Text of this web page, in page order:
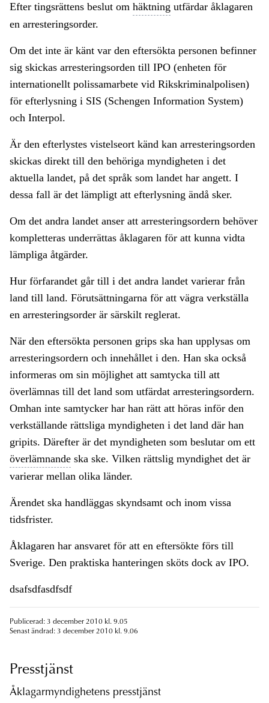
Efter tingsrättens beslut om häktning utfärdar åklagaren
en arresteringsorder.
Om det inte är känt var den eftersökta personen befinner
sig skickas arresteringsorden till IPO (enheten för
internationellt polissamarbete vid Rikskriminalpolisen)
för efterlysning i SIS (Schengen Information System)
och Interpol.
Är den efterlystes vistelseort känd kan arresteringsorden
skickas direkt till den behöriga myndigheten i det
aktuella landet, på det språk som landet har angett. I
dessa fall är det lämpligt att efterlysning ändå sker.
Om det andra landet anser att arresteringsordern behöver
kompletteras underrättas åklagaren för att kunna vidta
lämpliga åtgärder.
Hur förfarandet går till i det andra landet varierar från
land till land. Förutsättningarna för att vägra verkställa
en arresteringsorder är särskilt reglerat.
När den eftersökta personen grips ska han upplysas om
arresteringsordern och innehållet i den. Han ska också
informeras om sin möjlighet att samtycka till att
överlämnas till det land som utfärdat arresteringsordern.
Omhan inte samtycker har han rätt att höras inför den
verkställande rättsliga myndigheten i det land där han
gripits. Därefter är det myndigheten som beslutar om ett
överlämnande ska ske. Vilken rättslig myndighet det är
varierar mellan olika länder.
Ärendet ska handläggas skyndsamt och inom vissa
tidsfrister.
Åklagaren har ansvaret för att en eftersökte förs till
Sverige. Den praktiska hanteringen sköts dock av IPO.
dsafsdfasdfsdf
Publicerad: 3 december 2010 kl. 9.05
Senast ändrad: 3 december 2010 kl. 9.06
Presstjänst
Åklagarmyndighetens presstjänst